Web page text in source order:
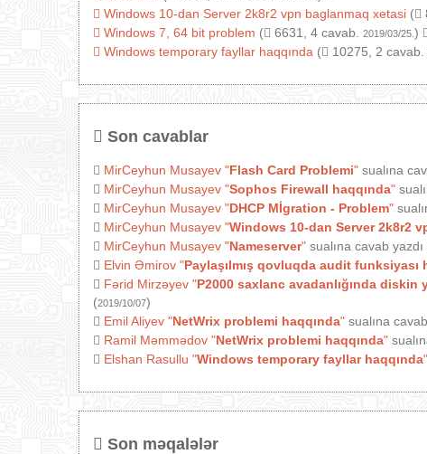
Windows 10-dan Server 2k8r2 vpn baglanmaq xetasi (
Windows 7, 64 bit problem ( 6631, 4 cavab. 2019/03/25. )
Windows temporary fayllar haqqında ( 10275, 2 cavab.
Son cavablar
MirCeyhun Musayev "Flash Card Problemi" sualına
MirCeyhun Musayev "Sophos Firewall haqqında"
MirCeyhun Musayev "DHCP Mİgration - Problem"
MirCeyhun Musayev "Windows 10-dan Server 2k8r2
MirCeyhun Musayev "Nameserver" sualına cavab yazdı
Elvin Əmirov "Paylaşılmış qovluqda audit funksiyası
Fərid Mirzəyev "P2000 saxlanc avadanlığında
(2019/10/07)
Emil Aliyev "NetWrix problemi haqqında" sualına
Ramil Məmmədov "NetWrix problemi haqqında"
Elshan Rasullu "Windows temporary fayllar haqqında"
Son məqalələr